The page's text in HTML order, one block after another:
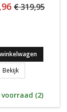
€ 319,95
BekijkBabolat
voorraad (2)